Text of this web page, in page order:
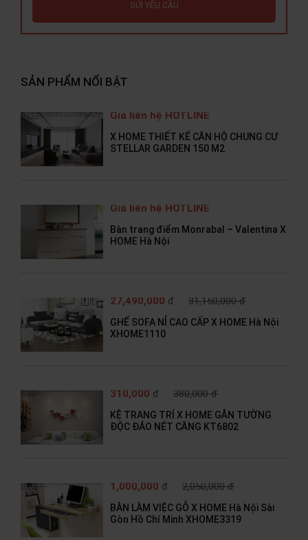
GỬI YÊU CẦU
SẢN PHẨM NỔI BẬT
Giá liên hệ HOTLINE
X HOME THIẾT KẾ CĂN HỘ CHUNG CƯ
STELLAR GARDEN 150 M2
Giá liên hệ HOTLINE
Bàn trang điểm Monrabal – Valentina X
HOME Hà Nội
27,490,000 đ 31,150,000 đ
GHẾ SOFA NỈ CAO CẤP X HOME Hà Nội
XHOME1110
310,000 đ 380,000 đ
KỆ TRANG TRÍ X HOME GẮN TƯỜNG
ĐỘC ĐÁO NÉT CĂNG KT6802
1,000,000 đ 2,050,000 đ
BÀN LÀM VIỆC GỖ X HOME Hà Nội Sài
Gòn Hồ Chí Minh XHOME3319